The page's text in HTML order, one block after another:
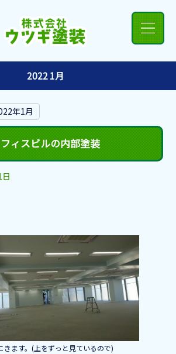
2022 1月
年1月
ィスビルの内部塗装
きます。(上をずっと見ているので)